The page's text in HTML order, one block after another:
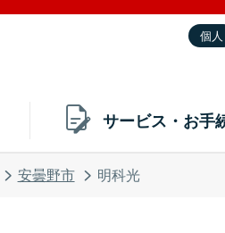
個人
サービス・お手
安曇野市 明科光